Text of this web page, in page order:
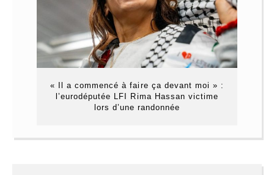
« Il a commencé à faire ça devant moi » :
l’eurodéputée LFI Rima Hassan victime
lors d’une randonnée